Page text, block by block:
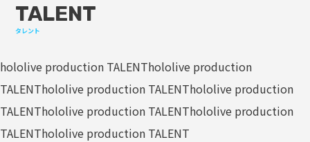
TALENT
タレント
hololive production TALENThololive production
TALENThololive production TALENThololive production
TALENThololive production TALENThololive production
TALENThololive production TALENT